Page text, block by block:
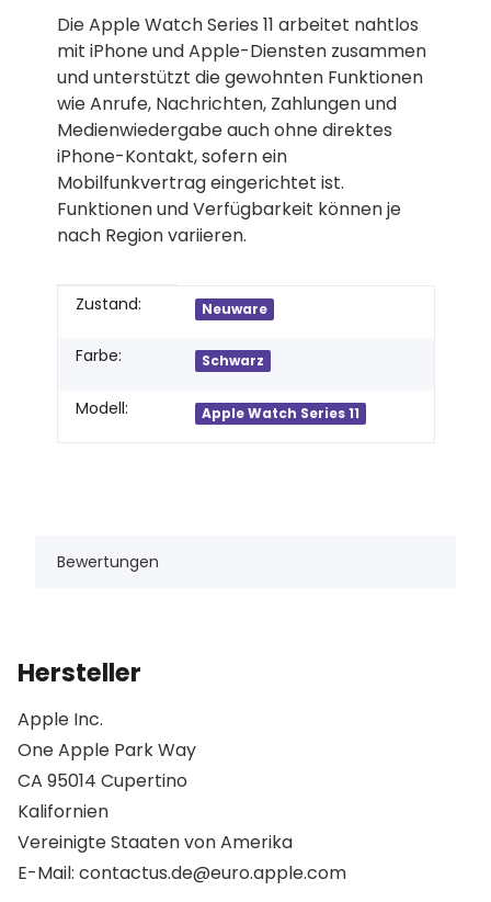
Die Apple Watch Series 11 arbeitet nahtlos
mit iPhone und Apple-Diensten zusammen
und unterstützt die gewohnten Funktionen
wie Anrufe, Nachrichten, Zahlungen und
Medienwiedergabe auch ohne direktes
iPhone-Kontakt, sofern ein
Mobilfunkvertrag eingerichtet ist.
Funktionen und Verfügbarkeit können je
nach Region variieren.
Produkteigenschaft
Wert
Zustand: Neuware
Farbe: Schwarz
Modell: Apple Watch Series 11
Bewertungen
Hersteller
Apple Inc.
One Apple Park Way
CA 95014 Cupertino
Kalifornien
Vereinigte Staaten von Amerika
E-Mail: contactus.de@euro.apple.com